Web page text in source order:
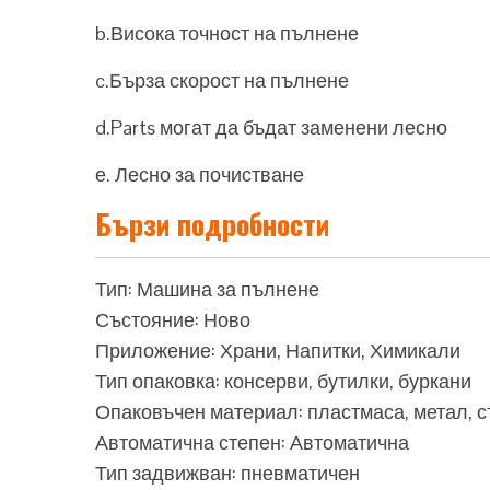
b.Висока точност на пълнене
c.Бърза скорост на пълнене
d.Parts могат да бъдат заменени лесно
е. Лесно за почистване
Бързи подробности
Тип: Машина за пълнене
Състояние: Ново
Приложение: Храни, Напитки, Химикали
Тип опаковка: консерви, бутилки, буркани
Опаковъчен материал: пластмаса, метал,
Автоматична степен: Автоматична
Тип задвижван: пневматичен